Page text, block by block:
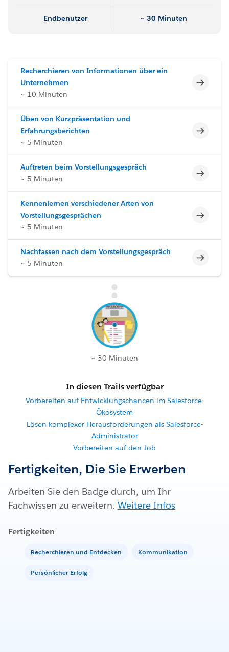
Endbenutzer ~ 30 Minuten
Recherchieren von Informationen über ein
Unternehmen
~ 10 Minuten
Üben von Kurzpräsentation und
Erfahrungsberichten
~ 5 Minuten
Auftreten beim Vorstellungsgespräch
~ 5 Minuten
Kennenlernen verschiedener Arten von
Vorstellungsgesprächen
~ 5 Minuten
Nachfassen nach dem Vorstellungsgespräch
~ 5 Minuten
~ 30 Minuten
In diesen Trails verfügbar
Vorbereiten auf Entwicklungschancen im Salesforce-
Ökosystem
Lösen komplexer Herausforderungen als Salesforce-
Administrator
Vorbereiten auf den Job
Fertigkeiten, Die Sie Erwerben
Arbeiten Sie den Badge durch, um Ihr
Fachwissen zu erweitern. Weitere Infos
Fertigkeiten
Recherchieren und Entdecken Kommunikation
Persönlicher Erfolg